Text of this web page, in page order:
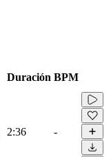
Duración BPM
2:36 -